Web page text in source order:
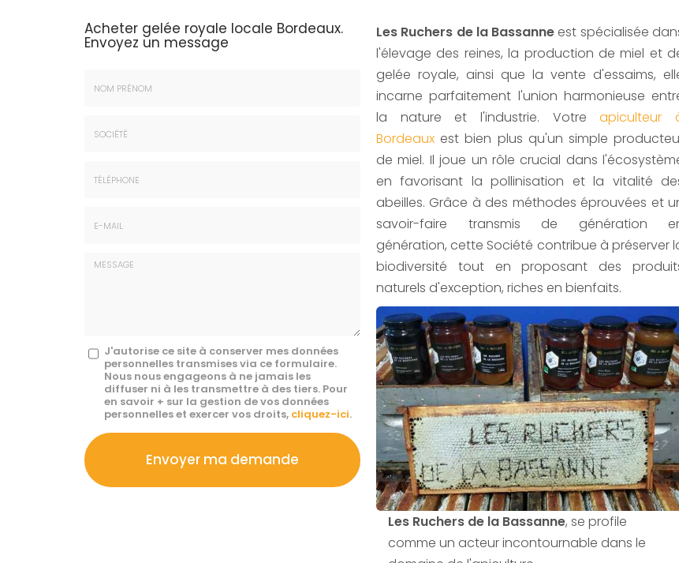
Acheter gelée royale locale Bordeaux.
Envoyez un message
Message
J'autorise ce site à conserver mes données
personnelles transmises via ce formulaire.
Nous nous engageons à ne jamais les
diffuser ni à les transmettre à des tiers. Pour
en savoir + sur la gestion de vos données
personnelles et exercer vos droits, cliquez-ici.
Acceptation
RGPD
*
Envoyer ma demande
Les Ruchers de la Bassanne est spécialisée
l'élevage des reines, la production de miel et
gelée royale, ainsi que la vente d'essaims,
incarne parfaitement l'union harmonieuse
la nature et l'industrie. Votreapiculteur
Bordeaux est bien plus qu'un simple
de miel. Il joue un rôle crucial dans
en favorisant la pollinisation et la vitalité
abeilles. Grâce à des méthodes éprouvées et
savoir-faire transmis de génération
génération, cette Société contribue à préserver
biodiversité tout en proposant des
naturels d'exception, riches en bienfaits.
Les Ruchers de la Bassanne, se profile
comme un acteur incontournable dans le